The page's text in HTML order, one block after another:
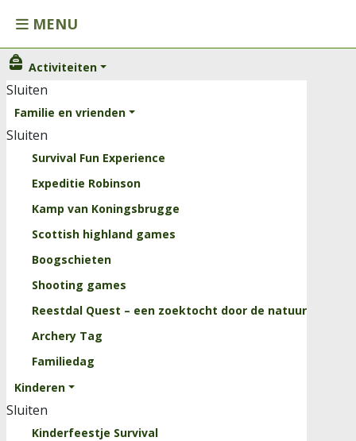
MENU
Activiteiten
Sluiten
Familie en vrienden
Kinderen
Scholen
Onze arrangementen
Horeca
Trainingen
Sluiten
Kids
Groepslessen
Personal Training Reestdal Outdoor
Clinics
Rooster
Evenementen
Activiteiten
Sluiten
Familie en vrienden
Sluiten
Survival Fun Experience
Expeditie Robinson
Kamp van Koningsbrugge
Scottish highland games
Boogschieten
Shooting games
Reestdal Quest – een zoektocht door de natuur
Archery Tag
Familiedag
Kinderen
Sluiten
Kinderfeestje Survival